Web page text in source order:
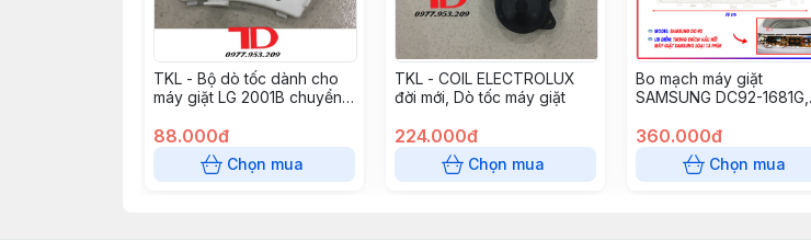
TKL - Bộ dò tốc dành cho
máy giặt LG 2001B chuyển
88.000đ
Chọn mua
TKL - COIL ELECTROLUX
đời mới, Dò tốc máy giặt
224.000đ
Chọn mua
Bo mạch máy giặt
SAMSUNG DC92-1681G,
01449K, 01681A, 01681A,
01681F, 01764D, 01764E
đèn lệch 13 phím, DC41
360.000đ
Chọn mua